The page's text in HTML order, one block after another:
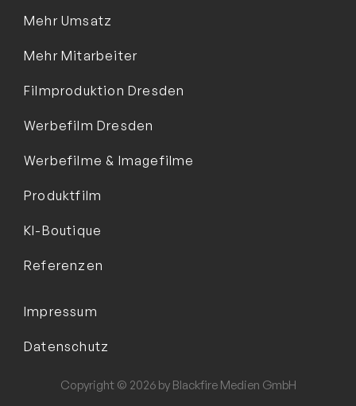
Mehr Umsatz
Mehr Mitarbeiter
Filmproduktion Dresden
Werbefilm Dresden
Werbefilme & Imagefilme
Produktfilm
KI-Boutique
Referenzen
Impressum
Datenschutz
Copyright © 2026 by Blackfire Medien GmbH